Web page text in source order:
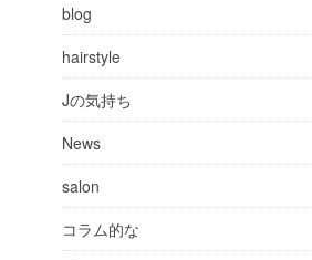
blog
hairstyle
Jの気持ち
News
salon
コラム的な